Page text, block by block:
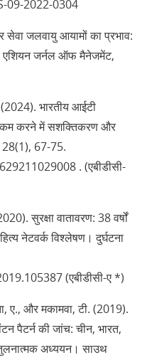
09-2022-0304
सेवा जलवायु आयामों का प्रभाव:
एशियन जर्नल ऑफ मैनेजमेंट,
भारतीय आईटी
कम करने में सशक्तिकरण और
28(1), 67-75.
. (एबीडीसी-
सुरक्षा वातावरण: 38 वर्षों
नेटवर्क विश्लेषण। दुर्घटना
(एबीडीसी-ए *)
ए., और मकामवा, टी. (2019).
पैटर्न की जांच: चीन, भारत,
अध्ययन। साउथ